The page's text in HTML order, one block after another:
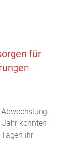
für
konnten
ihr